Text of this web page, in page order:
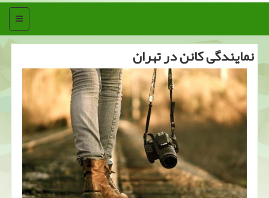
منو
نمایندگی كانن در تهران